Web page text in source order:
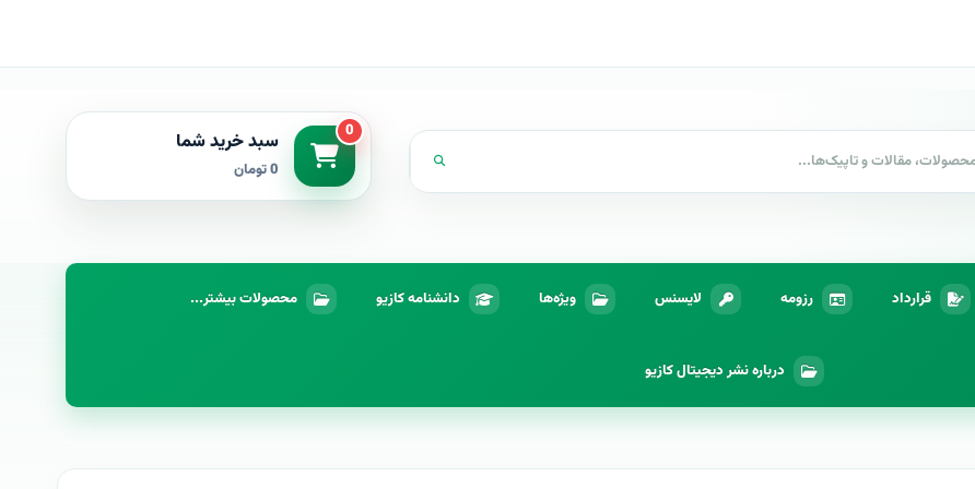
0 سبد خرید شما
0 تومان
قرارداد رزومه لایسنس ویژه‌ها دانشنامه کازیو محصولات بیشتر...
درباره نشر دیجیتال کازیو